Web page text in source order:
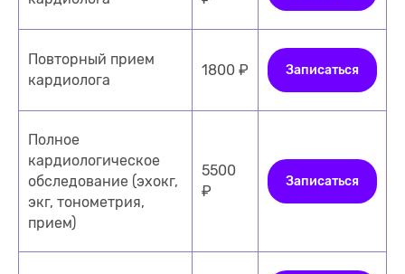
Повторный прием
кардиолога
1800 ₽ Записаться
Полное
кардиологическое
обследование (эхокг,
экг, тонометрия,
прием)
5500
₽
Записаться